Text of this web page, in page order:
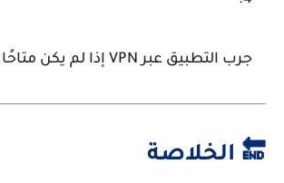
جرب التطبيق عبر VPN إذا لم يكن متاحًا في بلدك
🔚 الخلاصة